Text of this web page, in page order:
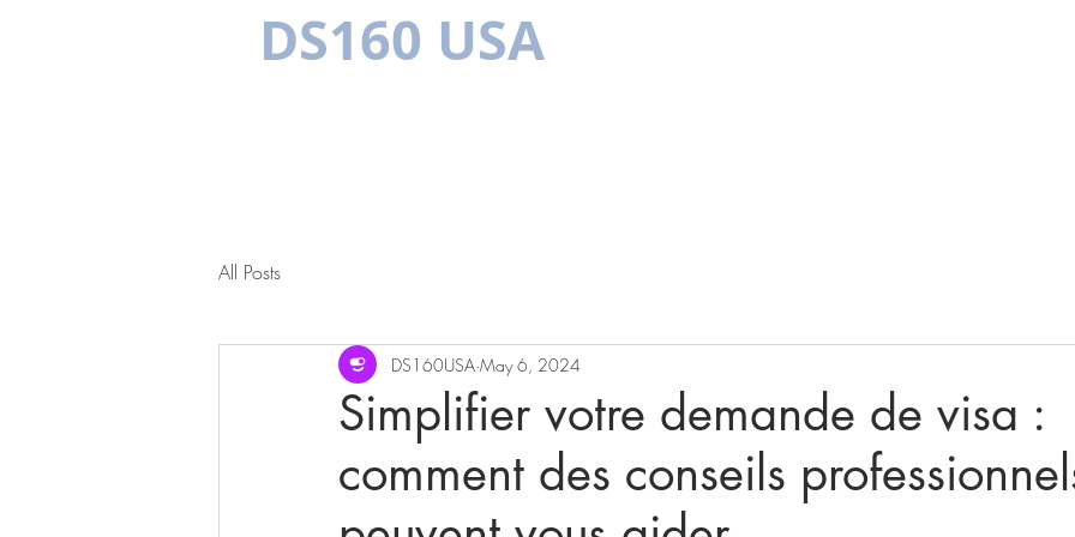
DS160 USA
All Posts
Simplifier votre demande de visa :
comment des conseils
DS160USA May 6, 2024